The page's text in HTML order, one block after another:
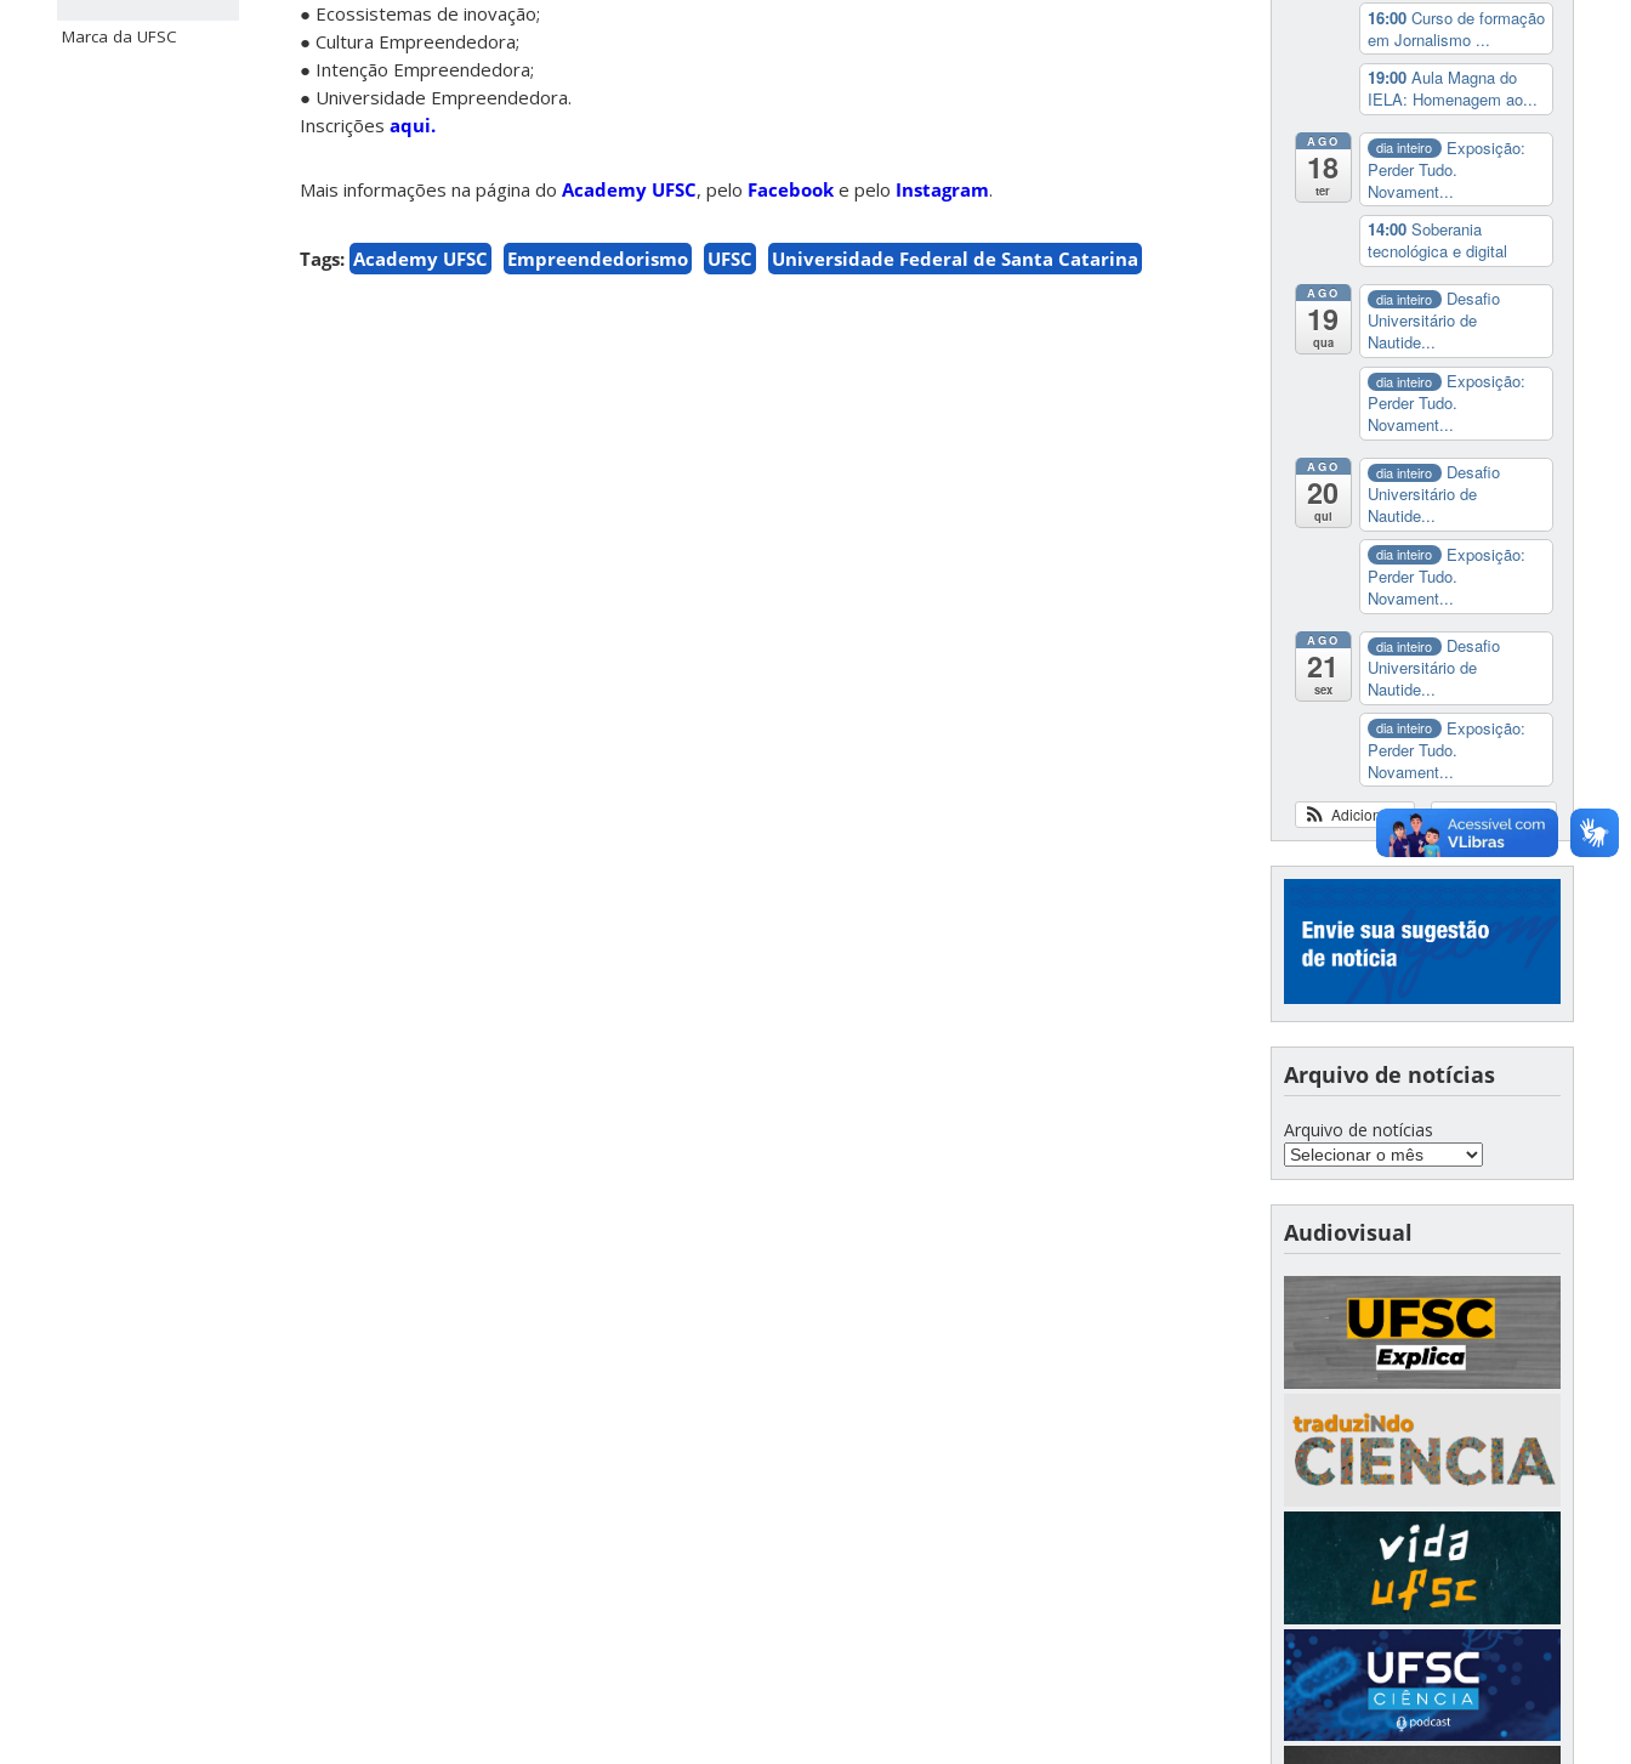
Marca da UFSC
● Ecossistemas de inovação;
● Cultura Empreendedora;
● Intenção Empreendedora;
● Universidade Empreendedora.
Inscrições aqui.
Mais informações na página do Academy UFSC, pelo Facebook e pelo Instagram.
Tags: Academy UFSC Empreendedorismo UFSC Universidade Federal de Santa Catarina
16:00 Curso de formação
em Jornalismo ...
19:00 Aula Magna do
IELA: Homenagem ao...
AGO
18
ter
dia inteiro
Exposição:
Perder Tudo.
Novament...
14:00 Soberania
tecnológica e digital
AGO
19
qua
dia inteiro
Desafio
Universitário de
Nautide...
dia inteiro
Exposição:
Perder Tudo.
Novament...
AGO
20
qui
dia inteiro
Desafio
Universitário de
Nautide...
dia inteiro
Exposição:
Perder Tudo.
Novament...
AGO
21
sex
dia inteiro
Desafio
Universitário de
Nautide...
dia inteiro
Exposição:
Perder Tudo.
Novament...
Ver calendário
Adicionar
Arquivo de notícias
Arquivo de notícias
Audiovisual